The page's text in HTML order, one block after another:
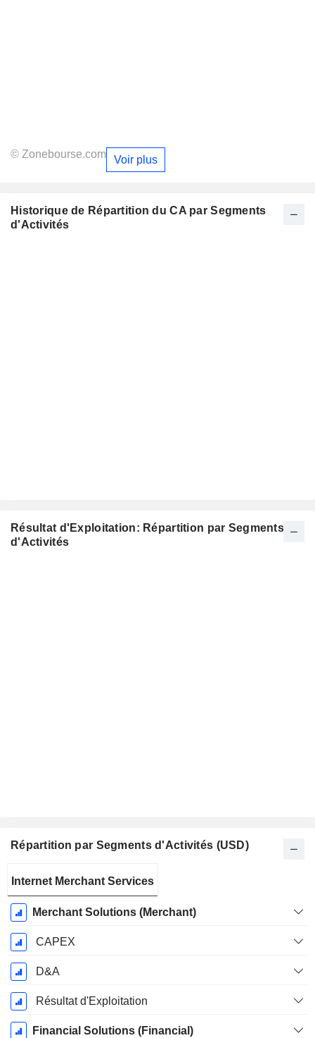
© Zonebourse.com Voir plus
Historique de Répartition du CA par Segments
d'Activités
Résultat d'Exploitation: Répartition par Segments
d'Activités
Répartition par Segments d'Activités (USD)
Fiscale:
Décembre
Internet Merchant Services
Merchant Solutions (Merchant)
CAPEX
D&A
Résultat d'Exploitation
Financial Solutions (Financial)